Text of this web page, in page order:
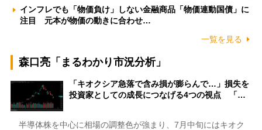
インフレでも「物価負け」しない金融商品「物価連動国債」に
注目 元本が物価の動きに合わせ…
一覧を見る
森口亮「まるわかり市況分析」
「キオクシア急落で含み損が膨らんで…」損失を
投資家としての成長につなげる4つの視点 「…
半導体株を中心に相場の調整色が強まり、7月中旬にはキオク